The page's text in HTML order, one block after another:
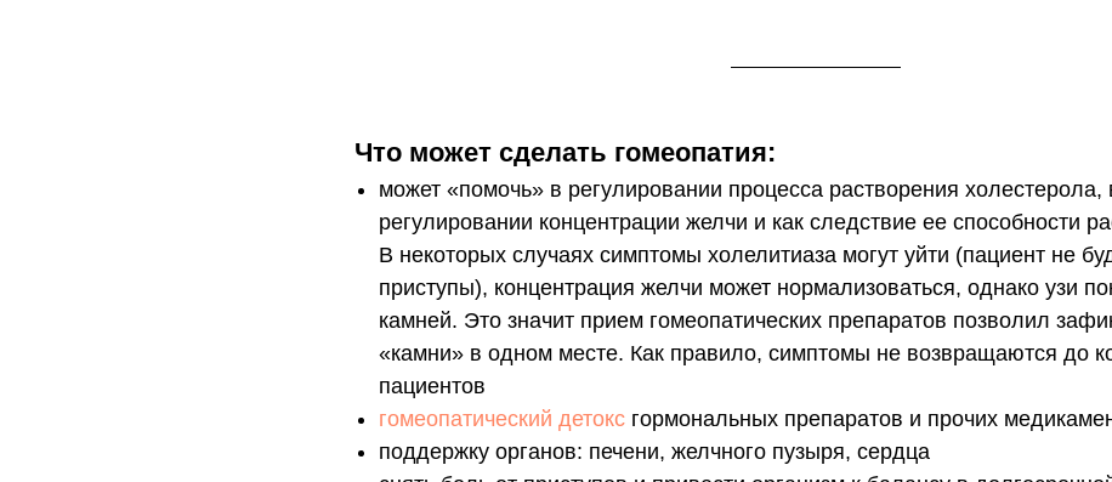
Что может сделать гомеопатия:
может «помочь» в регулировании процесса растворения холестерола,
регулировании концентрации желчи и как следствие ее способности
В некоторых случаях симптомы холелитиаза могут уйти (пациент не
приступы), концентрация желчи может нормализоваться, однако узи
камней. Это значит прием гомеопатических препаратов позволил
«камни» в одном месте. Как правило, симптомы не возвращаются до
пациентов
гомеопатический детокс гормональных препаратов и прочих
поддержку органов: печени, желчного пузыря, сердца